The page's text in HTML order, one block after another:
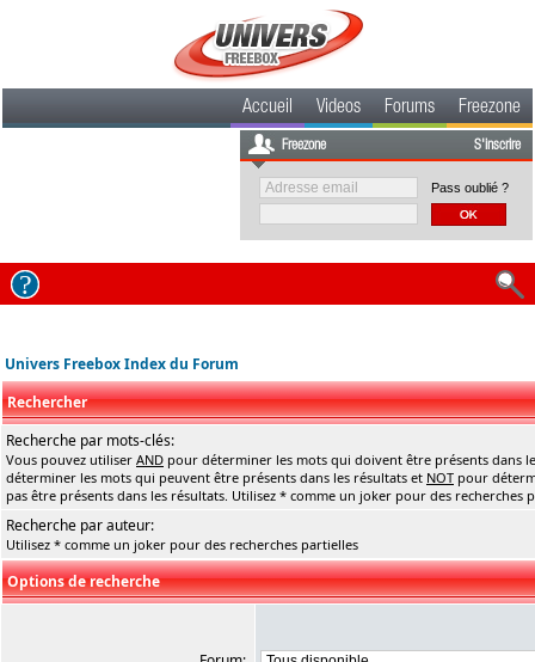
Accueil Videos Forums Freezone
Freezone S'inscrire
Pass oublié ?
Univers Freebox Index du Forum
Rechercher
Recherche par mots-clés:
Vous pouvez utiliser AND pour déterminer les mots qui doivent être présents dans
déterminer les mots qui peuvent être présents dans les résultats et NOT pour
pas être présents dans les résultats. Utilisez * comme un joker pour des recherches
Recherche par auteur:
Utilisez * comme un joker pour des recherches partielles
Options de recherche